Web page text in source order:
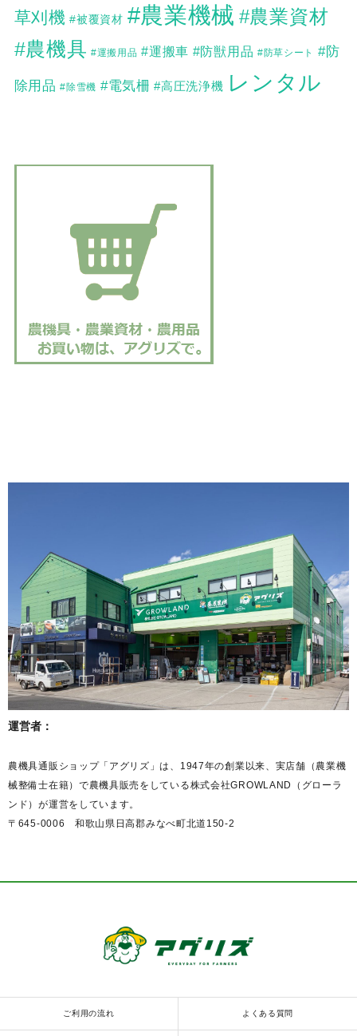
草刈機 #被覆資材 #農業機械 #農業資材
#農機具 #運搬用品 #運搬車 #防獣用品 #防草シート #防
除用品 #除雪機 #電気柵 #高圧洗浄機 レンタル
運営者：
農機具通販ショップ「アグリズ」は、1947年の創業以来、実店舗（農業機
械整備士在籍）で農機具販売をしている株式会社GROWLAND（グローラ
ンド）が運営をしています。
〒645-0006 和歌山県日高郡みなべ町北道150-2
ご利用の流れ よくある質問